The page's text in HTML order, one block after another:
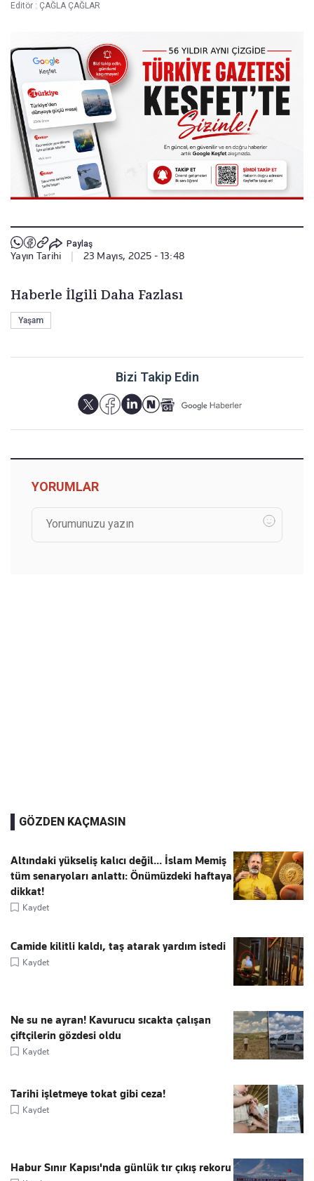
Editör : ÇAĞLA ÇAĞLAR
Paylaş
Yayın Tarihi 23 Mayıs, 2025 - 13:48
Haberle İlgili Daha Fazlası
Yaşam
Bizi Takip Edin
YORUMLAR
GÖZDEN KAÇMASIN
Altındaki yükseliş kalıcı değil... İslam Memiş
tüm senaryoları anlattı: Önümüzdeki haftaya
dikkat!
Kaydet
Camide kilitli kaldı, taş atarak yardım istedi
Kaydet
Ne su ne ayran! Kavurucu sıcakta çalışan
çiftçilerin gözdesi oldu
Kaydet
Tarihi işletmeye tokat gibi ceza!
Kaydet
Habur Sınır Kapısı'nda günlük tır çıkış rekoru